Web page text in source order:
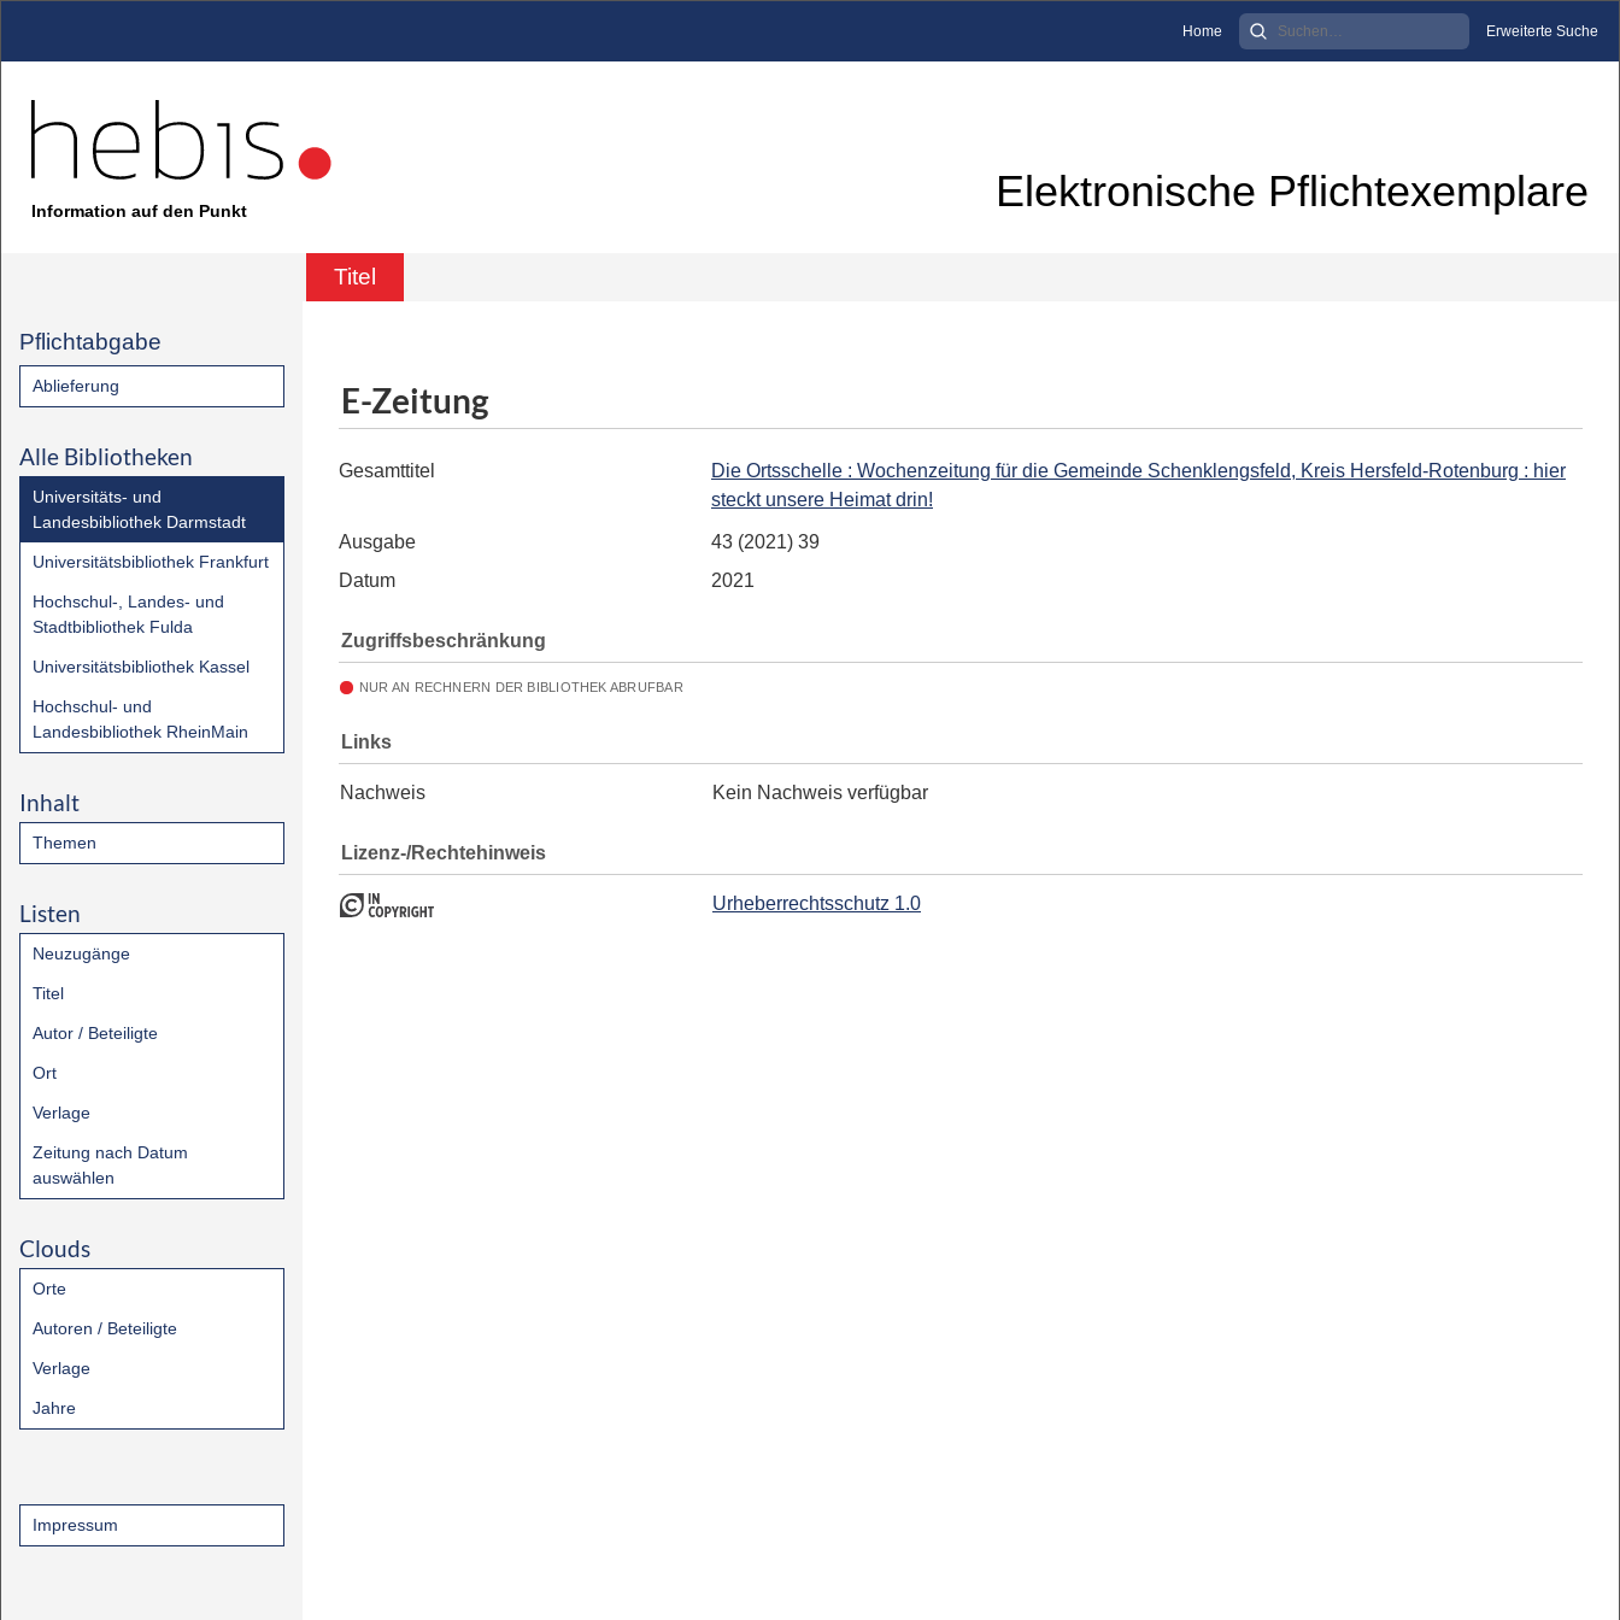
Home Erweiterte Suche
Information auf den Punkt Elektronische Pflichtexemplare
Titel
Pflichtabgabe
Ablieferung
Alle Bibliotheken
Universitäts- und
Landesbibliothek Darmstadt
Universitätsbibliothek Frankfurt
Hochschul-, Landes- und
Stadtbibliothek Fulda
Universitätsbibliothek Kassel
Hochschul- und
Landesbibliothek RheinMain
Inhalt
Themen
Listen
Neuzugänge
Titel
Autor / Beteiligte
Ort
Verlage
Zeitung nach Datum
auswählen
Clouds
Orte
Autoren / Beteiligte
Verlage
Jahre
Impressum
E-Zeitung
Gesamttitel
Die Ortsschelle : Wochenzeitung für die Gemeinde Schenklengsfeld, Kreis Hersfeld-Rotenburg : hier
steckt unsere Heimat drin!
Ausgabe
43 (2021) 39
Datum
2021
Zugriffsbeschränkung
NUR AN RECHNERN DER BIBLIOTHEK ABRUFBAR
Links
Nachweis Kein Nachweis verfügbar
Lizenz-/Rechtehinweis
Urheberrechtsschutz 1.0